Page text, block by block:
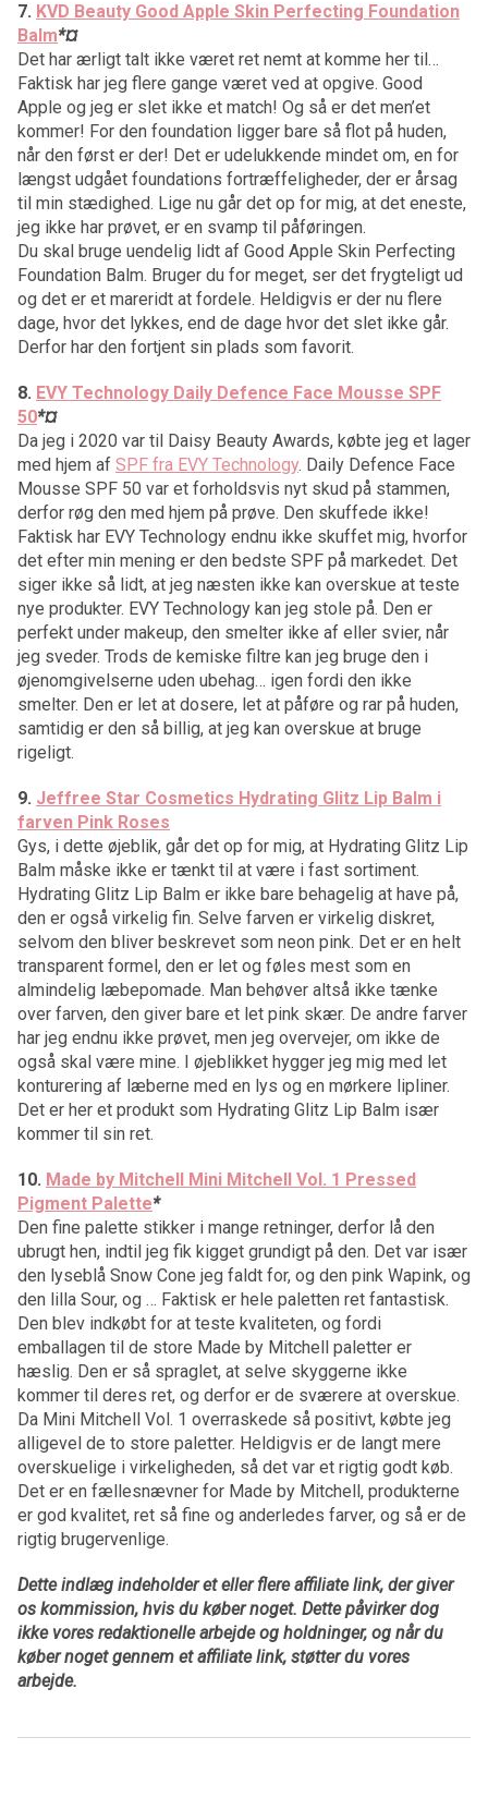
7. KVD Beauty Good Apple Skin Perfecting Foundation
Balm*¤
Det har ærligt talt ikke været ret nemt at komme her til…
Faktisk har jeg flere gange været ved at opgive. Good
Apple og jeg er slet ikke et match! Og så er det men’et
kommer! For den foundation ligger bare så flot på huden,
når den først er der! Det er udelukkende mindet om, en for
længst udgået foundations fortræffeligheder, der er årsag
til min stædighed. Lige nu går det op for mig, at det eneste,
jeg ikke har prøvet, er en svamp til påføringen.
Du skal bruge uendelig lidt af Good Apple Skin Perfecting
Foundation Balm. Bruger du for meget, ser det frygteligt ud
og det er et mareridt at fordele. Heldigvis er der nu flere
dage, hvor det lykkes, end de dage hvor det slet ikke går.
Derfor har den fortjent sin plads som favorit.
8. EVY Technology Daily Defence Face Mousse SPF
50*¤
Da jeg i 2020 var til Daisy Beauty Awards, købte jeg et lager
med hjem af SPF fra EVY Technology. Daily Defence Face
Mousse SPF 50 var et forholdsvis nyt skud på stammen,
derfor røg den med hjem på prøve. Den skuffede ikke!
Faktisk har EVY Technology endnu ikke skuffet mig, hvorfor
det efter min mening er den bedste SPF på markedet. Det
siger ikke så lidt, at jeg næsten ikke kan overskue at teste
nye produkter. EVY Technology kan jeg stole på. Den er
perfekt under makeup, den smelter ikke af eller svier, når
jeg sveder. Trods de kemiske filtre kan jeg bruge den i
øjenomgivelserne uden ubehag… igen fordi den ikke
smelter. Den er let at dosere, let at påføre og rar på huden,
samtidig er den så billig, at jeg kan overskue at bruge
rigeligt.
9. Jeffree Star Cosmetics Hydrating Glitz Lip Balm i
farven Pink Roses
Gys, i dette øjeblik, går det op for mig, at Hydrating Glitz Lip
Balm måske ikke er tænkt til at være i fast sortiment.
Hydrating Glitz Lip Balm er ikke bare behagelig at have på,
den er også virkelig fin. Selve farven er virkelig diskret,
selvom den bliver beskrevet som neon pink. Det er en helt
transparent formel, den er let og føles mest som en
almindelig læbepomade. Man behøver altså ikke tænke
over farven, den giver bare et let pink skær. De andre farver
har jeg endnu ikke prøvet, men jeg overvejer, om ikke de
også skal være mine. I øjeblikket hygger jeg mig med let
konturering af læberne med en lys og en mørkere lipliner.
Det er her et produkt som Hydrating Glitz Lip Balm især
kommer til sin ret.
10. Made by Mitchell Mini Mitchell Vol. 1 Pressed
Pigment Palette*
Den fine palette stikker i mange retninger, derfor lå den
ubrugt hen, indtil jeg fik kigget grundigt på den. Det var især
den lyseblå Snow Cone jeg faldt for, og den pink Wapink, og
den lilla Sour, og … Faktisk er hele paletten ret fantastisk.
Den blev indkøbt for at teste kvaliteten, og fordi
emballagen til de store Made by Mitchell paletter er
hæslig. Den er så spraglet, at selve skyggerne ikke
kommer til deres ret, og derfor er de sværere at overskue.
Da Mini Mitchell Vol. 1 overraskede så positivt, købte jeg
alligevel de to store paletter. Heldigvis er de langt mere
overskuelige i virkeligheden, så det var et rigtig godt køb.
Det er en fællesnævner for Made by Mitchell, produkterne
er god kvalitet, ret så fine og anderledes farver, og så er de
rigtig brugervenlige.
Dette indlæg indeholder et eller flere affiliate link, der giver
os kommission, hvis du køber noget. Dette påvirker dog
ikke vores redaktionelle arbejde og holdninger, og når du
køber noget gennem et affiliate link, støtter du vores
arbejde.